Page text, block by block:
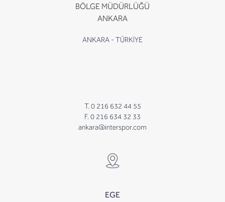
BÖLGE MÜDÜRLÜĞÜ
ANKARA
ANKARA - TÜRKİYE
T. 0 216 632 44 55
F. 0 216 634 32 33
ankara@interspor.com
EGE